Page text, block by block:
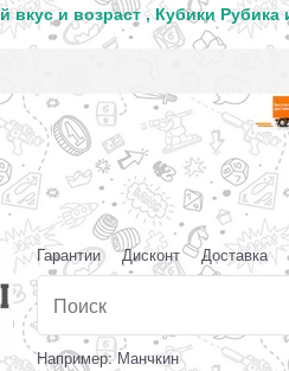
и возраст , Кубики
Гарантии Дисконт Доставка
Например: Манчкин